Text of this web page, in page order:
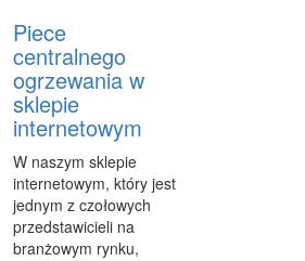
Piece
centralnego
ogrzewania w
sklepie
internetowym
W naszym sklepie
internetowym, który jest
jednym z czołowych
przedstawicieli na
branżowym rynku,